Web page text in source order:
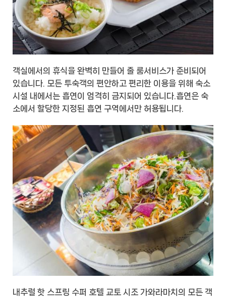
객실에서의 휴식을 완벽히 만들어 줄 룸서비스가 준비되어
있습니다. 모든 투숙객의 편안하고 편리한 이용을 위해 숙소
시설 내에서는 흡연이 엄격히 금지되어 있습니다.흡연은 숙
소에서 할당한 지정된 흡연 구역에서만 허용됩니다.
내추럴 핫 스프링 수퍼 호텔 교토 시조 가와라마치의 모든 객